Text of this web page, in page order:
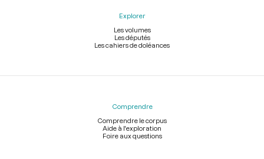
Explorer
Les volumes
Les députés
Les cahiers de doléances
Comprendre
Comprendre le corpus
Aide à l'exploration
Foire aux questions